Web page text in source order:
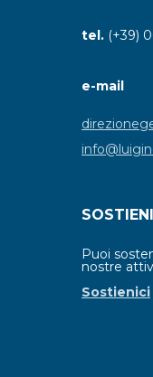
tel. (+39)
e-mail
Puoi
nostre
Sostienici